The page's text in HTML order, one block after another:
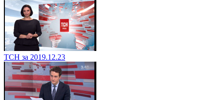
ТСН за 2019.12.23